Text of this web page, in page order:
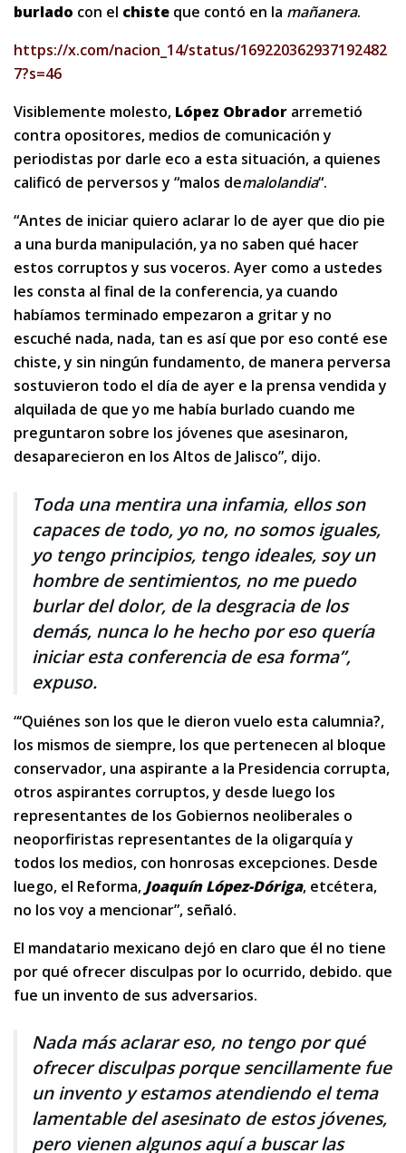
burlado con el chiste que contó en la mañanera.
https://x.com/nacion_14/status/169220362937192482
7?s=46
Visiblemente molesto, López Obrador arremetió
contra opositores, medios de comunicación y
periodistas por darle eco a esta situación, a quienes
calificó de perversos y “malos demalolandia“.
“Antes de iniciar quiero aclarar lo de ayer que dio pie
a una burda manipulación, ya no saben qué hacer
estos corruptos y sus voceros. Ayer como a ustedes
les consta al final de la conferencia, ya cuando
habíamos terminado empezaron a gritar y no
escuché nada, nada, tan es así que por eso conté ese
chiste, y sin ningún fundamento, de manera perversa
sostuvieron todo el día de ayer e la prensa vendida y
alquilada de que yo me había burlado cuando me
preguntaron sobre los jóvenes que asesinaron,
desaparecieron en los Altos de Jalisco”, dijo.
Toda una mentira una infamia, ellos son
capaces de todo, yo no, no somos iguales,
yo tengo principios, tengo ideales, soy un
hombre de sentimientos, no me puedo
burlar del dolor, de la desgracia de los
demás, nunca lo he hecho por eso quería
iniciar esta conferencia de esa forma”,
expuso.
“‘Quiénes son los que le dieron vuelo esta calumnia?,
los mismos de siempre, los que pertenecen al bloque
conservador, una aspirante a la Presidencia corrupta,
otros aspirantes corruptos, y desde luego los
representantes de los Gobiernos neoliberales o
neoporfiristas representantes de la oligarquía y
todos los medios, con honrosas excepciones. Desde
luego, el Reforma, Joaquín López-Dóriga, etcétera,
no los voy a mencionar”, señaló.
El mandatario mexicano dejó en claro que él no tiene
por qué ofrecer disculpas por lo ocurrido, debido. que
fue un invento de sus adversarios.
Nada más aclarar eso, no tengo por qué
ofrecer disculpas porque sencillamente fue
un invento y estamos atendiendo el tema
lamentable del asesinato de estos jóvenes,
pero vienen algunos aquí a buscar las